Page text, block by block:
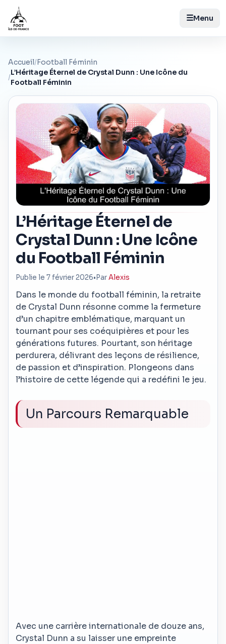
☰Menu
Accueil/Football Féminin
/
L’Héritage Éternel de Crystal Dunn : Une Icône du
Football Féminin
L’Héritage Éternel de
Crystal Dunn : Une Icône
du Football Féminin
Publie le 7 février 2026• ParAlexis
Dans le monde du football féminin, la retraite
de Crystal Dunn résonne comme la fermeture
d’un chapitre emblématique, marquant un
tournant pour ses coéquipières et pour les
générations futures. Pourtant, son héritage
perdurera, délivrant des leçons de résilience,
de passion et d’inspiration. Plongeons dans
l’histoire de cette légende qui a redéfini le jeu.
Un Parcours Remarquable
Avec une carrière internationale de douze ans,
Crystal Dunn a su laisser une empreinte